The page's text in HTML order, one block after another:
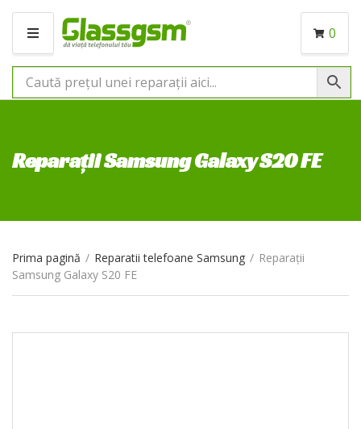
M
N
I
0
Reparații Samsung Galaxy S20 FE
Prima pagină / Reparatii telefoane Samsung / Reparații
Samsung Galaxy S20 FE